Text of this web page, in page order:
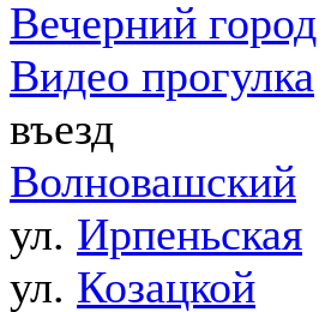
Вечерний город
Видео прогулка
въезд
Волновашский
ул. Ирпеньская
ул. Козацкой